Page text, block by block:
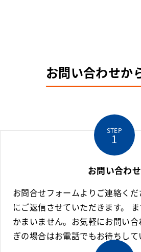
お問い合わせか
STEP
お問い合わせ
お問合せフォームよりご連絡く
にご返信させていただきます。
かまいません。お気軽にお問い
ぎの場合はお電話でもお待ちして